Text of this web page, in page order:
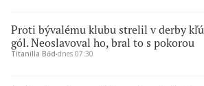
Proti bývalému klubu strelil v derby
gól. Neoslavoval ho, bral to s pokorou
Titanilla Bőd∙dnes 07:30